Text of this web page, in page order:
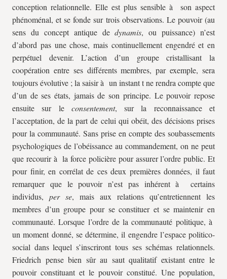
conception relationnelle. Elle est plus sensible à son aspect
phénoménal, et se fonde sur trois observations. Le pouvoir (au
sens du concept antique dedynamis, ou puissance) n’est
d’abord pas une chose, mais continuellement engendré et en
perpétuel devenir. L’action d’un groupe cristallisant la
coopération entre ses différents membres, par exemple, sera
toujours évolutive ; la saisir à un instant t ne rendra compte que
d’un de ses états, jamais de son principe. Le pouvoir repose
ensuite sur le consentement, sur la reconnaissance et
l’acceptation, de la part de celui qui obéit, des décisions prises
pour la communauté. Sans prise en compte des soubassements
psychologiques de l’obéissance au commandement, on ne peut
que recourir à la force policière pour assurer l’ordre public. Et
pour finir, en corrélat de ces deux premières données, il faut
remarquer que le pouvoir n’est pas inhérent à certains
individus, per se, mais aux relations qu’entretiennent les
membres d’un groupe pour se constituer et se maintenir en
communauté. Lorsque l’ordre de la communauté politique, à
un moment donné, se détermine, il engendre l’espace politico-
social dans lequel s’inscriront tous ses schémas relationnels.
Friedrich pense bien sûr au saut qualitatif existant entre le
pouvoir constituant et le pouvoir constitué. Une population,